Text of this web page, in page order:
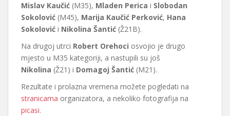
Mislav Kaučić (M35), Mladen Perica i Slobodan
Sokolović (M45), Marija Kaučić Perković, Hana
Sokolović i Nikolina Šantić (Ž21B).
Na drugoj utrci Robert Orehoci osvojio je drugo
mjesto u M35 kategoriji, a nastupili su još
Nikolina (Ž21) i Domagoj Šantić (M21).
Rezultate i prolazna vremena možete pogledati na
stranicama organizatora, a nekoliko fotografija na
picasi.